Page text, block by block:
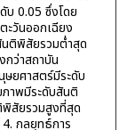
0.05 ซึ่งโดย
วันออกเฉียง
ติพิสัยรวมต่ำสุด
ว่าสถาบัน
ยศาสตร์มีระดับ
าพมีระดับสันติ
สัยรวมสูงที่สุด
กลยุทธ์การ